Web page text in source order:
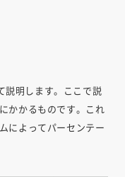
説明します。ここで説
かかるものです。これ
によってパーセンテー